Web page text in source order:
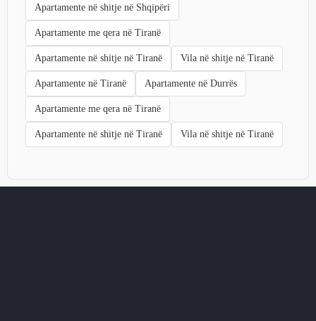
Apartamente në shitje në Shqipëri
Apartamente me qera në Tiranë
Apartamente në shitje në Tiranë Vila në shitje në Tiranë
Apartamente në Tiranë Apartamente në Durrës
Apartamente me qera në Tiranë
Apartamente në shitje në Tiranë Vila në shitje në Tiranë